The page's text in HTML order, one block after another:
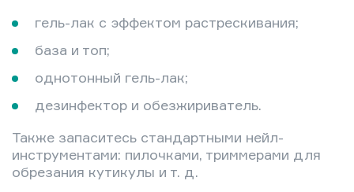
гель-лак с эффектом растрескивания;
база и топ;
однотонный гель-лак;
дезинфектор и обезжириватель.
Также запаситесь стандартными нейл-
инструментами: пилочками, триммерами для
обрезания кутикулы и т. д.